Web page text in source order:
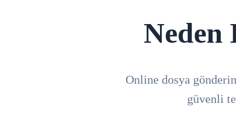
Neden
Online dosya
güvenli